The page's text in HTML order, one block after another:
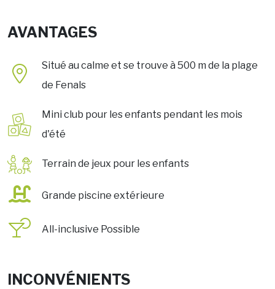
AVANTAGES
Situé au calme et se trouve à 500 m de la plage
de Fenals
Mini club pour les enfants pendant les mois
d'été
Terrain de jeux pour les enfants
Grande piscine extérieure
All-inclusive Possible
INCONVÉNIENTS